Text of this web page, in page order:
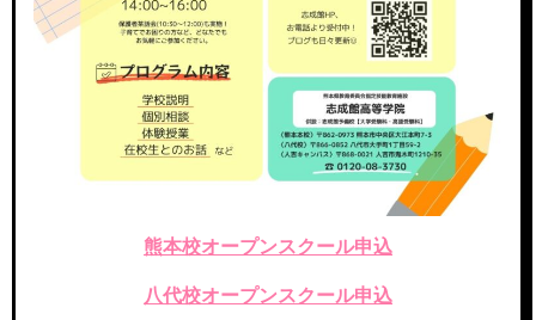
熊本校オープンスクール申込
八代校オープンスクール申込